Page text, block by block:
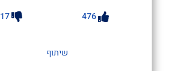
476
17
שיתוף